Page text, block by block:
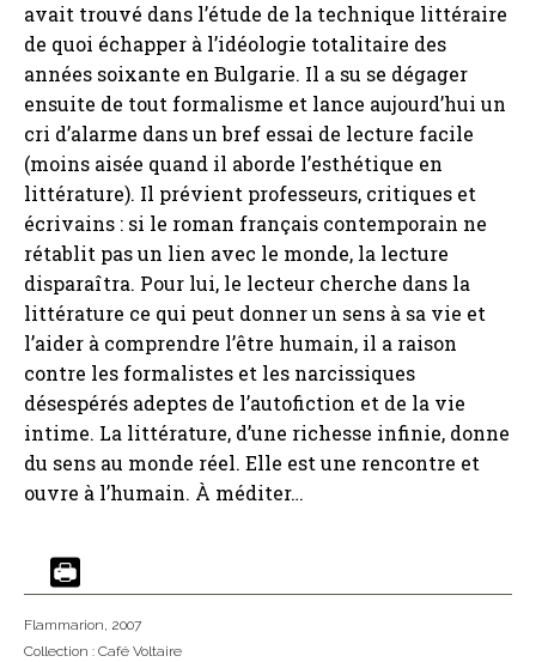
avait trouvé dans l’étude de la technique littéraire
de quoi échapper à l’idéologie totalitaire des
années soixante en Bulgarie. Il a su se dégager
ensuite de tout formalisme et lance aujourd’hui un
cri d’alarme dans un bref essai de lecture facile
(moins aisée quand il aborde l’esthétique en
littérature). Il prévient professeurs, critiques et
écrivains : si le roman français contemporain ne
rétablit pas un lien avec le monde, la lecture
disparaîtra. Pour lui, le lecteur cherche dans la
littérature ce qui peut donner un sens à sa vie et
l’aider à comprendre l’être humain, il a raison
contre les formalistes et les narcissiques
désespérés adeptes de l’autofiction et de la vie
intime. La littérature, d’une richesse infinie, donne
du sens au monde réel. Elle est une rencontre et
ouvre à l’humain. À méditer…
Flammarion, 2007
Collection : Café Voltaire